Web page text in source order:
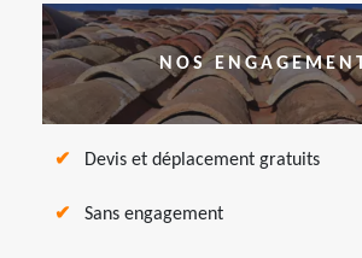
NOS
Devis et déplacement gratuits
Sans engagement